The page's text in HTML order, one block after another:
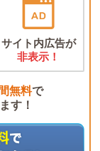
サイト内広告が
非表示！
無料で
す！